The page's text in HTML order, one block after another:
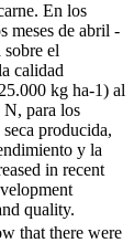
En los
meses de abril -
el
calidad
kg ha-1) al
N, para los
producida,
y la
in recent
quality.
that there were